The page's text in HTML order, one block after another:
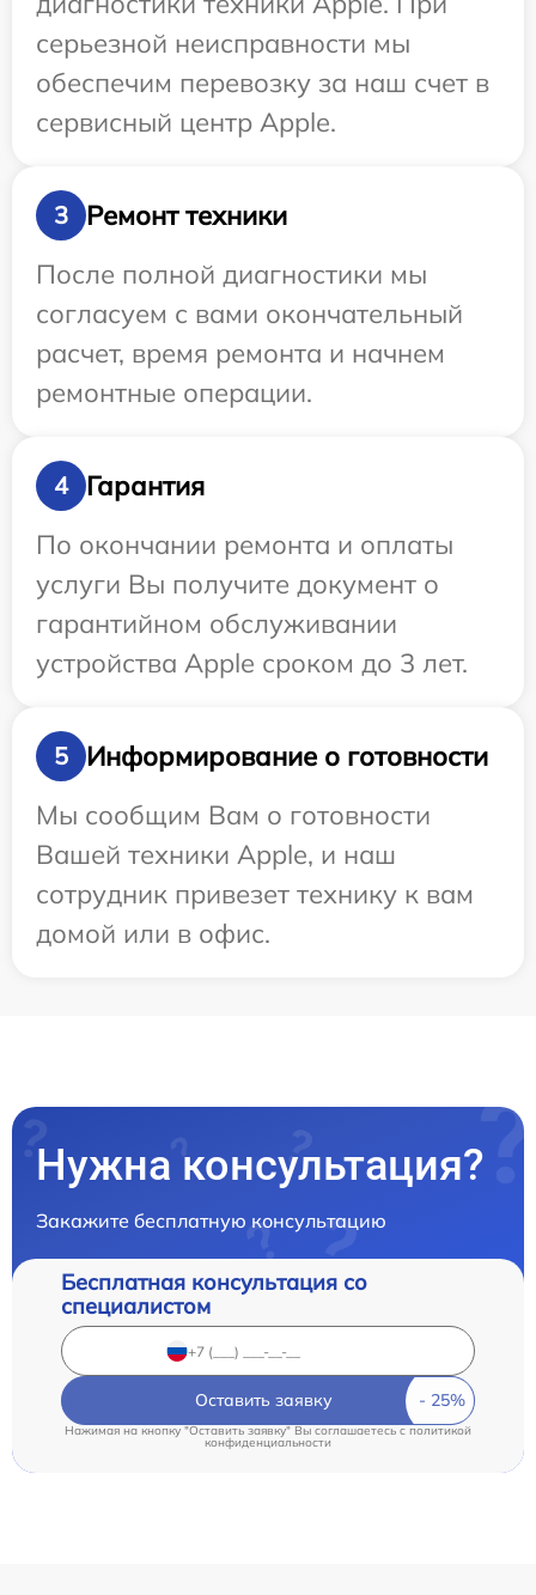
серьезной неисправности мы
обеспечим перевозку за наш счет в
сервисный центр Apple.
3
Ремонт техники
После полной диагностики мы
согласуем с вами окончательный
расчет, время ремонта и начнем
ремонтные операции.
4
Гарантия
По окончании ремонта и оплаты
услуги Вы получите документ о
гарантийном обслуживании
устройства Apple сроком до 3 лет.
5
Информирование о готовности
Мы сообщим Вам о готовности
Вашей техники Apple, и наш
сотрудник привезет технику к вам
домой или в офис.
Нужна консультация?
Закажите бесплатную консультацию
Бесплатная консультация со
специалистом
Оставить заявку
Нажимая на кнопку "Оставить заявку" Вы соглашаетесь cполитикой
конфиденциальности